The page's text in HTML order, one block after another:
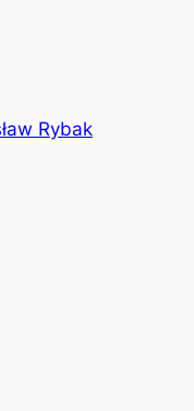
Rybak